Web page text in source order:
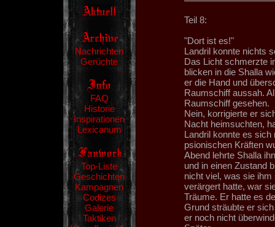
Nachrichten
Gerüchte
FAQ
Historie
Inspirationen
Lexicanum
Top-Liste
Geschichten
Kampagnen
Codizes
Galerie
Taktiken
Teil 8:
"Dort ist es!"
Landril konnte nichts
Das Licht schmerzte
blicken in die Shalla
er die Hand und
Raumschiff aussah.
Raumschiff gesehen.
Nein, korrigierte er
Nacht heimsuchten,
Landril konnte es
psionischen Kräften
Abend lehrte Shalla
und in einen Zustand
nicht viel, was sie ihm
verärgert hatte, war
Träume. Er hatte es
Grund sträubte er
er noch nicht